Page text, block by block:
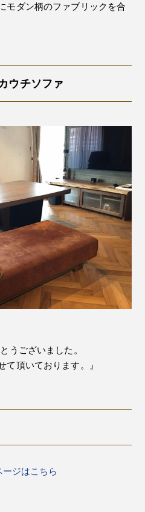
モダン柄のファブリックを合
ウチソファ
うございました。
て頂いております。』
ージはこちら